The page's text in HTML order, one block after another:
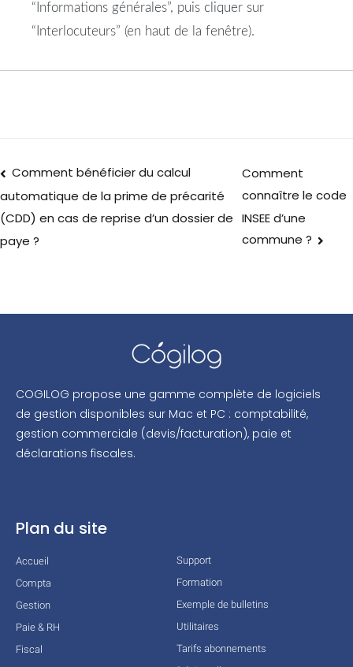
“Informations générales”, puis cliquer sur
“Interlocuteurs” (en haut de la fenêtre).
Comment bénéficier du calcul
automatique de la prime de précarité
(CDD) en cas de reprise d’un dossier de
paye ?
Comment
connaître le code
INSEE d’une
commune ?
COGILOG propose une gamme complète de logiciels
de gestion disponibles sur Mac et PC : comptabilité,
gestion commerciale (devis/facturation), paie et
déclarations fiscales.
Plan du site
Accueil
Compta
Gestion
Paie & RH
Fiscal
Support
Formation
Exemple de bulletins
Utilitaires
Tarifs abonnements